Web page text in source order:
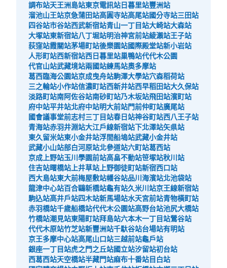
アパホテル新宿歌舞伎町中央コインロッカ
从JR新宿駅站步行6分钟。
本日營業時間:00:00〜23:59
アパホテル新宿歌舞伎町中央のレストラン入口の右側に設
置、24時間営業
可保管的行李數
:1/ ¥600中等的:4/ ¥400小的:31/ ¥300
付款方式
查看此投幣式儲物櫃的位置
調布站天王洲島站東京電訊站日暮里站豐洲站
溜池山王站京急蒲田站高圓寺站高尾站國分寺站三田站
四谷站市谷站西武新宿站青山一丁目站大崎站大森站
大塚站東新宿站八丁堀站明治神宮前站綾瀨站王子站
荻窪站霞關站茅場町站後樂園站國際殿堂站新小岩站
人形町站西新宿站西日暮里站巢鴨站代代木公園
代官山站武藏境站兩國站練馬站奧多摩站
葛西臨海公園站京成曳舟站駒澤大學站穴森稻荷站
三之輪站小作站信濃町站西新井站西早稻田站大久保站
淡路町站南阿佐谷站南砂町站乃木坂站飛田站濱町站
府中站平井站北府中站明大前站門前仲町站廣尾站
國會議事堂前志村三丁目站春日站神谷町站西八王子站
青海站赤羽井淵站大江戶線新宿站下北澤站矢県站
東久留米站東小金井站浮間船塢站武藏小金井站
武藏小山站部白河原站北參道站六町站葛西站
京成上野站玉川學園前站高畠不動站笹塚站秋川站
住吉站曙橋站 上井草站 上野御徒町站新宿西口站
西大島站東大前梅屋敷站幡谷站品川海濱站北池袋站
龍津中心站百合鷗新橋站龜有站久米川站京王線新宿站
駒込站高井戶站四木站新馬場站水天宮前站青物橫町站
赤羽橋站千歲船橋站代代木公園站高野台站池尻大橋站
竹橋站潮見站東陽町站拜島站六本木一丁目站鶯谷站
代代木原站竹芝站新豐洲站千馱谷站台場站有明站
京王多摩中心站高尾山口站三越前站龜戶站
銀座一丁目站虎之門之丘站國立站汐留站初台站
西葛西站天空橋站半藏門站麻布十番站目白站